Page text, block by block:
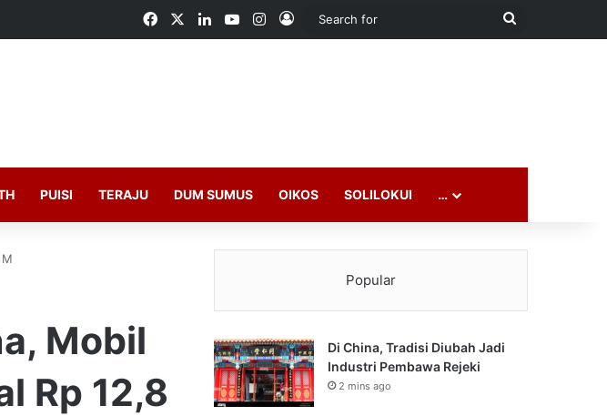
FacebookLinkedInYouTubeInstagram
Log In
Search
PUISI TERAJU DUM SUMUS OIKOS SOLILOKUI …
Mobil
Rp 12,8
Popular
Di China, Tradisi Diubah Jadi
Industri Pembawa Rejeki
2 mins ago